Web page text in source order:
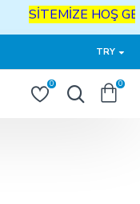
SİTEMİZEHOŞ
TRY
0 0